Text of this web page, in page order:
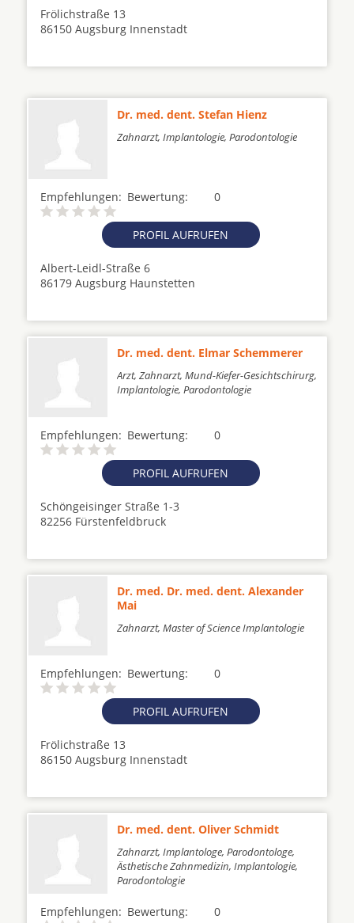
Frölichstraße 13
86150 Augsburg Innenstadt
Dr. med. dent. Stefan Hienz
Zahnarzt, Implantologie, Parodontologie
Empfehlungen: 0
Bewertung:
PROFIL AUFRUFEN
Albert-Leidl-Straße 6
86179 Augsburg Haunstetten
Dr. med. dent. Elmar Schemmerer
Arzt, Zahnarzt, Mund-Kiefer-Gesichtschirurg,
Implantologie, Parodontologie
Empfehlungen: 0
Bewertung:
PROFIL AUFRUFEN
Schöngeisinger Straße 1-3
82256 Fürstenfeldbruck
Dr. med. Dr. med. dent. Alexander
Mai
Zahnarzt, Master of Science Implantologie
Empfehlungen: 0
Bewertung:
PROFIL AUFRUFEN
Frölichstraße 13
86150 Augsburg Innenstadt
Dr. med. dent. Oliver Schmidt
Zahnarzt, Implantologe, Parodontologe,
Ästhetische Zahnmedizin, Implantologie,
Parodontologie
Empfehlungen: 0
Bewertung: